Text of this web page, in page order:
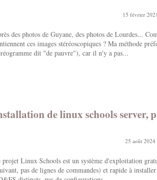
15 février 2021
des photos de Guyane, des photos de Lourdes...
ces images stéréoscopiques ? Ma méthode
dit "de pauvre"), car il n'y a pas...
de linux schools server,
25 août 2024
projet Linux Schools est un système d'exploitation
pas de lignes de commandes) et rapide à